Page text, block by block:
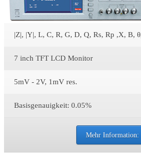
|Z|, |Y|, L, C, R, G, D, Q, Rs, Rp ,X, B,
7 inch TFT LCD Monitor
5mV - 2V, 1mV res.
Basisgenauigkeit: 0.05%
Mehr Information: